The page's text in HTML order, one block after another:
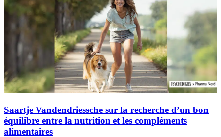
Saartje Vandendriessche sur la recherche d’un bon
équilibre entre la nutrition et les compléments
alimentaires